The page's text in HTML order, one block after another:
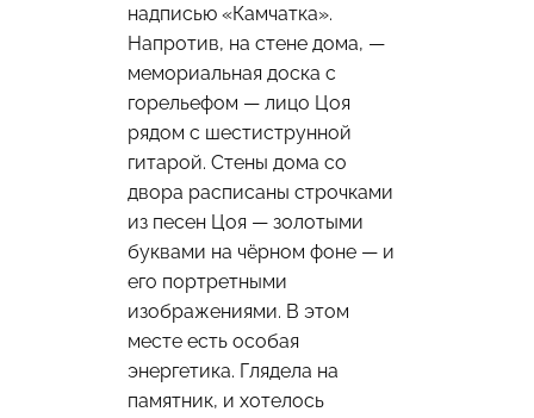
надписью «Камчатка».
Напротив, на стене дома, —
мемориальная доска с
горельефом — лицо Цоя
рядом с шестиструнной
гитарой. Стены дома со
двора расписаны строчками
из песен Цоя — золотыми
буквами на чёрном фоне — и
его портретными
изображениями. В этом
месте есть особая
энергетика. Глядела на
памятник, и хотелось